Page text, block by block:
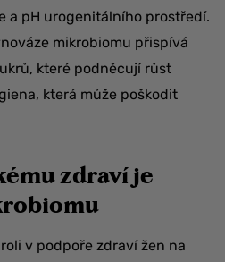
a pH urogenitálního prostředí.
mikrobiomu přispívá
které podněcují růst
která může poškodit
zdraví je
v podpoře zdraví žen na